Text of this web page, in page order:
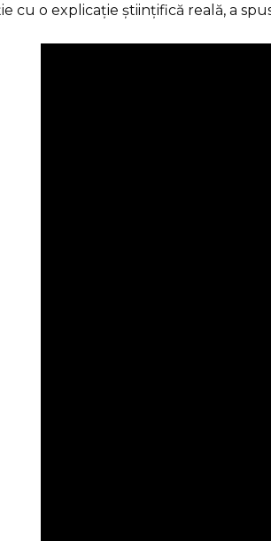
cu o explicație științifică reală, a